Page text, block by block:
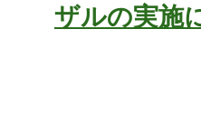
ザルの実施